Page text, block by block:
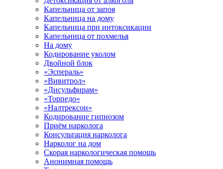
Капельница от запоя
Капельница на дому
Капельница при интоксикации
Капельница от похмелья
На дому
Кодирование уколом
Двойной блок
«Эспераль»
«Вивитрол»
«Дисульфирам»
«Торпедо»
«Налтрексон»
Кодирование гипнозом
Приём нарколога
Консультация нарколога
Нарколог на дом
Скорая наркологическая помощь
Анонимная помощь